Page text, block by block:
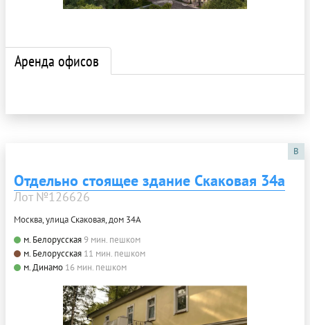
Аренда офисов
B
Отдельно стоящее здание Скаковая 34а
Лот №126626
Москва, улица Скаковая, дом 34А
м. Белорусская9 мин. пешком
м. Белорусская 11 мин. пешком
м. Динамо 16 мин. пешком